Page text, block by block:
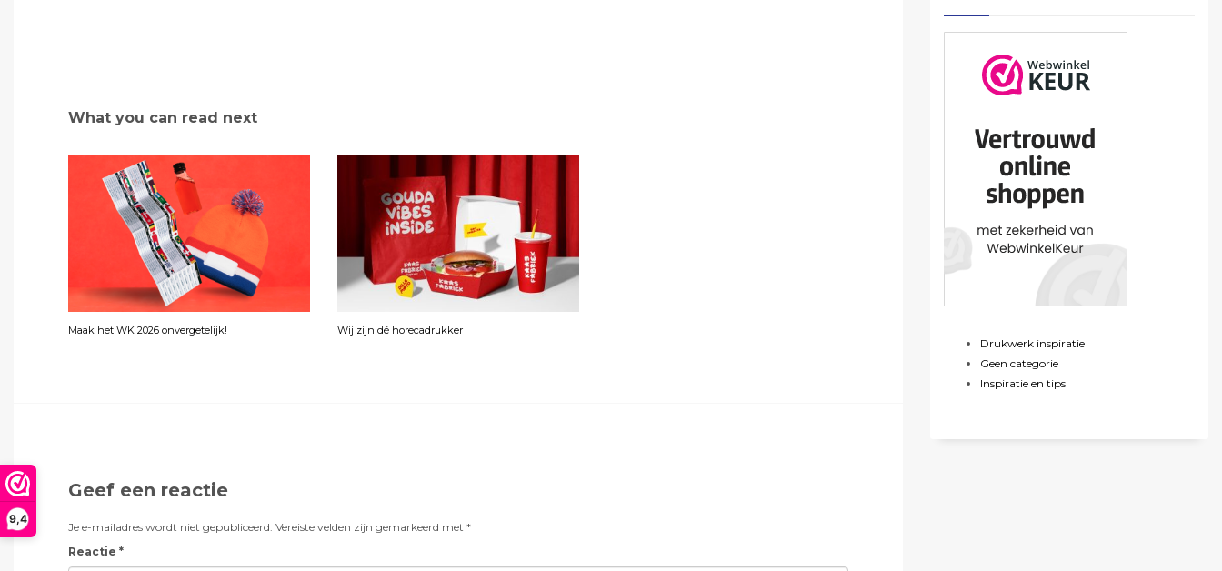
9,4
What you can read next
Maak het WK 2026 onvergetelijk! Wij zijn dé horecadrukker
Geef een reactie
Je e-mailadres wordt niet gepubliceerd. Vereiste velden zijn gemarkeerd met *
Reactie *
Drukwerk inspiratie
Geen categorie
Inspiratie en tips